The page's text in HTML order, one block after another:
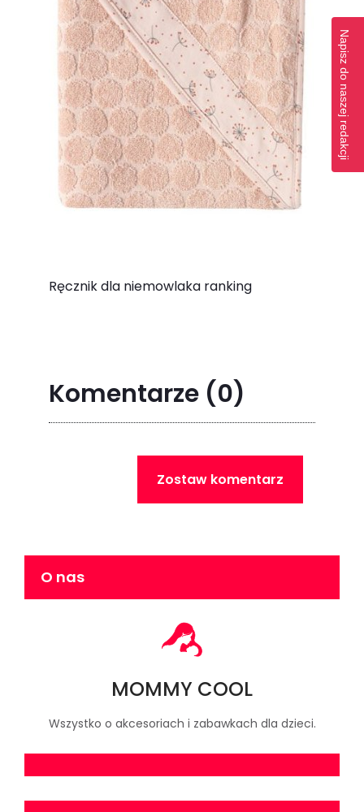
Ręcznik dla niemowlaka ranking
Komentarze (0)
Zostaw komentarz
O nas
MOMMY COOL
Wszystko o akcesoriach i zabawkach dla dzieci.
Napisz do naszej redakcji